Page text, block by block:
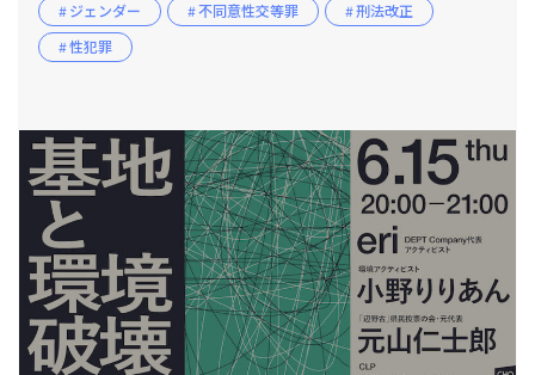
# ジェンダー # 不同意性交等罪
# 刑法改正
# 性犯罪